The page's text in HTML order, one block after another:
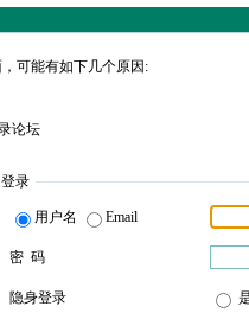
可能有如下几个原因:
论坛
登录
用户名 Email
密 码
隐身登录